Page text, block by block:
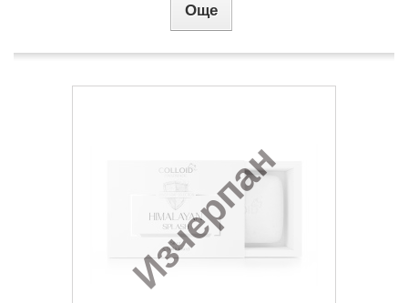
Още
Изчерпан